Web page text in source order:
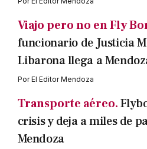
Viajo pero no en Fly
funcionario de Justicia
Libarona llega a
PorEl Editor Mendoza
Transporte aéreo.
crisis y deja a miles de
Mendoza